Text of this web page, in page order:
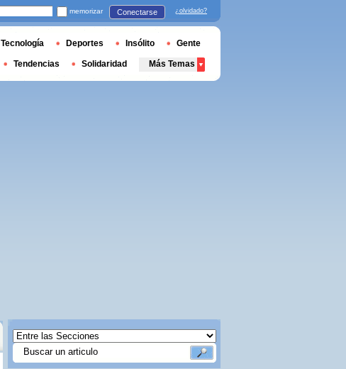
memorizar Conectarse ¿olvidado?
Tecnología Deportes Insólito Gente
Tendencias Solidaridad Más Temas